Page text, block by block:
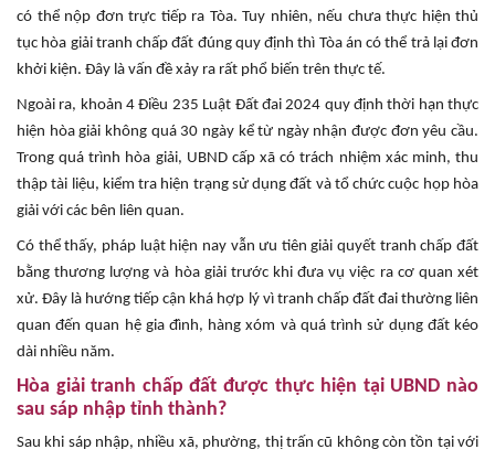
có thể nộp đơn trực tiếp ra Tòa. Tuy nhiên, nếu chưa thực hiện thủ
tục hòa giải tranh chấp đất đúng quy định thì Tòa án có thể trả lại đơn
khởi kiện. Đây là vấn đề xảy ra rất phổ biến trên thực tế.
Ngoài ra, khoản 4 Điều 235 Luật Đất đai 2024 quy định thời hạn thực
hiện hòa giải không quá 30 ngày kể từ ngày nhận được đơn yêu cầu.
Trong quá trình hòa giải, UBND cấp xã có trách nhiệm xác minh, thu
thập tài liệu, kiểm tra hiện trạng sử dụng đất và tổ chức cuộc họp hòa
giải với các bên liên quan.
Có thể thấy, pháp luật hiện nay vẫn ưu tiên giải quyết tranh chấp đất
bằng thương lượng và hòa giải trước khi đưa vụ việc ra cơ quan xét
xử. Đây là hướng tiếp cận khá hợp lý vì tranh chấp đất đai thường liên
quan đến quan hệ gia đình, hàng xóm và quá trình sử dụng đất kéo
dài nhiều năm.
Hòa giải tranh chấp đất được thực hiện tại UBND nào
sau sáp nhập tỉnh thành?
Sau khi sáp nhập, nhiều xã, phường, thị trấn cũ không còn tồn tại với